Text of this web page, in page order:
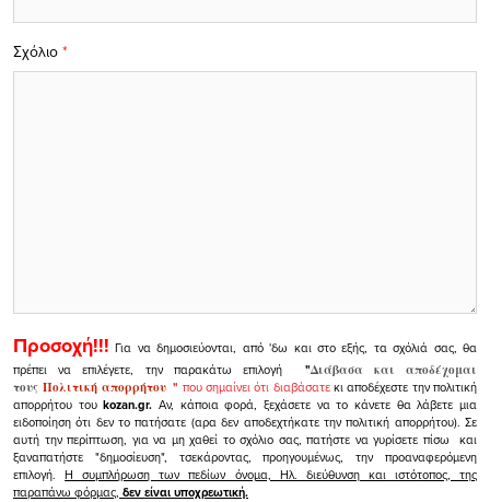
Σχόλιο *
Προσοχή!!! Για να δημοσιεύονται, από 'δω και στο εξής, τα σχόλιά σας, θα
πρέπει να επιλέγετε, την παρακάτω επιλογή
"Διάβασα και αποδέχομαι
τουςΠολιτική απορρήτου" που σημαίνει ότι διαβάσατεκι αποδέχεστε την πολιτική
απορρήτου τουkozan.gr. Αν, κάποια φορά, ξεχάσετε να το κάνετε θα λάβετε μια
ειδοποίηση ότι δεν το πατήσατε (αρα δεν αποδεχτήκατε την πολιτική απορρήτου). Σε
αυτή την περίπτωση, για να μη χαθεί το σχόλιο σας, πατήστε να γυρίσετε πίσω και
ξαναπατήστε "δημοσίευση", τσεκάροντας, προηγουμένως, την προαναφερόμενη
επιλογή.Η συμπλήρωση των πεδίων όνομα, Ηλ. διεύθυνση και ιστότοπος, της
παραπάνω φόρμας, δεν είναι υποχρεωτική.